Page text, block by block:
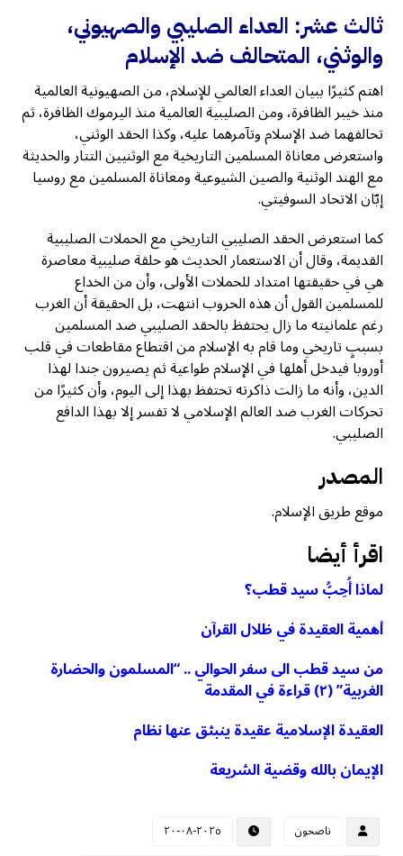
ثالث عشر: العداء الصليبي والصهيوني،
والوثني، المتحالف ضد الإسلام
اهتم كثيرًا ببيان العداء العالمي للإسلام، من الصهيونية العالمية
منذ خيبر الظافرة، ومن الصليبية العالمية منذ اليرموك الظافرة، ثم
تحالفهما ضد الإسلام وتآمرهما عليه، وكذا الحقد الوثني،
واستعرض معاناة المسلمين التاريخية مع الوثنيين التتار والحديثة
مع الهند الوثنية والصين الشيوعية ومعاناة المسلمين مع روسيا
إبّان الاتحاد السوفيتي.
كما استعرض الحقد الصليبي التاريخي مع الحملات الصليبية
القديمة، وقال أن الاستعمار الحديث هو حلقة صليبية معاصرة
هي في حقيقتها امتداد للحملات الأولى، وأن من الخداع
للمسلمين القول أن هذه الحروب انتهت، بل الحقيقة أن الغرب
رغم علمانيته ما زال يحتفظ بالحقد الصليبي ضد المسلمين
بسببٍ تاريخي وما قام به الإسلام من اقتطاع مقاطعات في قلب
أوروبا فيدخل أهلها في الإسلام طواعية ثم يصيرون جندا لهذا
الدين، وأنه ما زالت ذاكرته تحتفظ بهذا إلى اليوم، وأن كثيرًا من
تحركات الغرب ضد العالم الإسلامي لا تفسر إلا بهذا الدافع
الصليبي.
المصدر
موقع طريق الإسلام.
اقرأ أيضا
لماذا أُحِبُّ سيد قطب؟
أهمية العقيدة في ظلال القرآن
من سيد قطب الى سفر الحوالي .. “المسلمون والحضارة
الغربية” (٢) قراءة في المقدمة
العقيدة الإسلامية عقيدة ينبثق عنها نظام
الإيمان بالله وقضية الشريعة
ناصحون
٢٠٢٥-٠٨-٢٠